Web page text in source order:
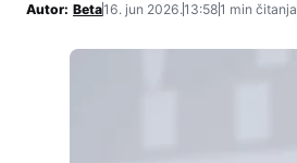
Autor: Beta16. jun 2026.13:581 min čitanja